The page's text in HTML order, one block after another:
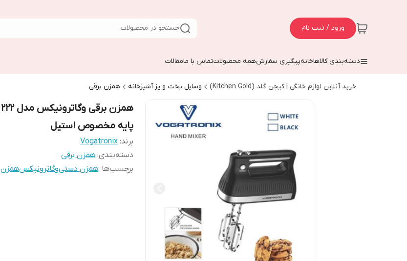
ورود / ثبت نام جستجو در محصولات
دسته‌بندی کالاهاخانهپیگیری سفارشهمه محصولاتتماس با مامقالات
خرید آنلاین لوازم خانگی | کیچن گلد (Kitchen Gold) وسایل پخت و پز آشپزخانه همزن برقی
پایه مخصوص استیل
برند: Vogatronix
دسته‌بندی:همزن برقی
برچسب‌ها :همزن دستیوگاترونیکسهمزن